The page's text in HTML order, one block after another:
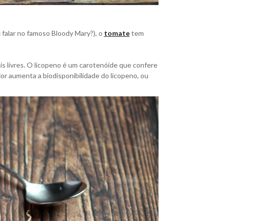
no famoso Bloody Mary?), o tomatetem
livres. O licopeno é um carotenóide que confere
aumenta a biodisponibilidade do licopeno, ou